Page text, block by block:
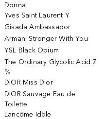
Donna
Yves Saint Laurent Y
Gisada Ambassador
Armani Stronger With You
YSL Black Opium
The Ordinary Glycolic Acid 7
%
DIOR Miss Dior
DIOR Sauvage Eau de
Toilette
Lancôme Idôle